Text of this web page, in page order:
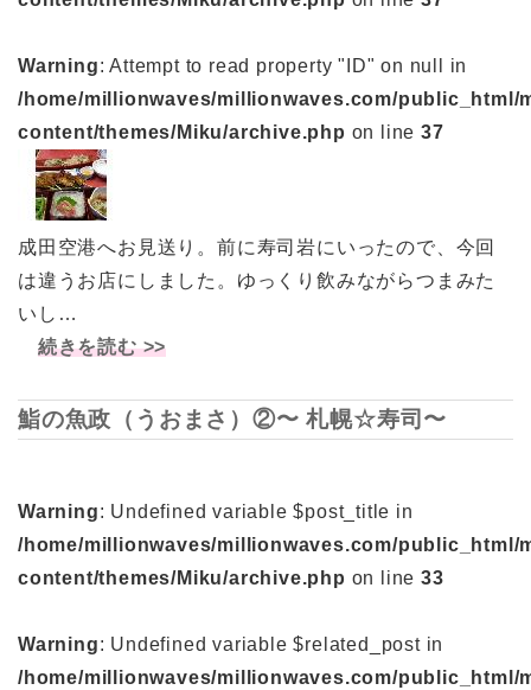
Warning: Attempt to read property "ID" on null in
/home/millionwaves/millionwaves.com/public_html/
content/themes/Miku/archive.php on line37
成田空港へお見送り。前に寿司岩にいったので、今回
は違うお店にしました。ゆっくり飲みながらつまみた
いし…
続きを読む >>
鮨の魚政（うおまさ）②〜 札幌☆寿司〜
Warning: Undefined variable $post_title in
/home/millionwaves/millionwaves.com/public_html/
content/themes/Miku/archive.php on line33
Warning: Undefined variable $related_post in
/home/millionwaves/millionwaves.com/public_html/